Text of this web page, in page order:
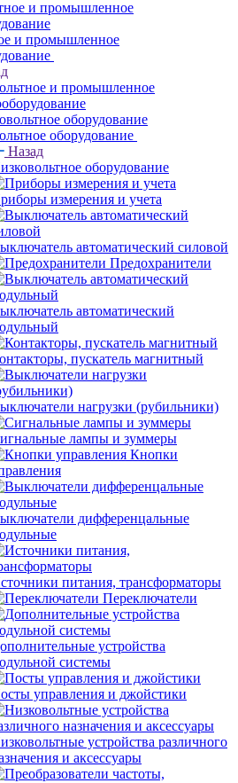
и промышленное
и промышленное
оборудование
Назад
оборудование
измерения и учета
автоматический силовой
Предохранители
автоматический
пускатель магнитный
нагрузки (рубильники)
лампы и зуммеры
Кнопки
дифференцальные
питания, трансформаторы
Переключатели
устройства
системы
управления и джойстики
устройства различного
и аксессуары